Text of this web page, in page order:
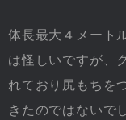
体長最大４メート
は怪しいですが、
れており尻もちを
きたのではないで